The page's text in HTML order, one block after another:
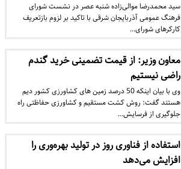
سید محمدرضا موالی‌زاده شنبه عصر در نشست شورای
فرهنگ عمومی آذربایجان شرقی با تاکید بر لزوم بازتعریف
کارکر‌های شورای…
معاون وزیر: از قیمت تضمینی خرید گندم
راضی نیستیم
وی با بیان اینکه 50 درصد زمین ‌های کشاورزی کشور دیم
هستند گفت: روش کشت مستقیم و کشاورزی حفاظتی راه
جلوگیری از فرسایش…
استفاده از فناوری روز در تولید بهره‌وری را
افزایش می‌دهد